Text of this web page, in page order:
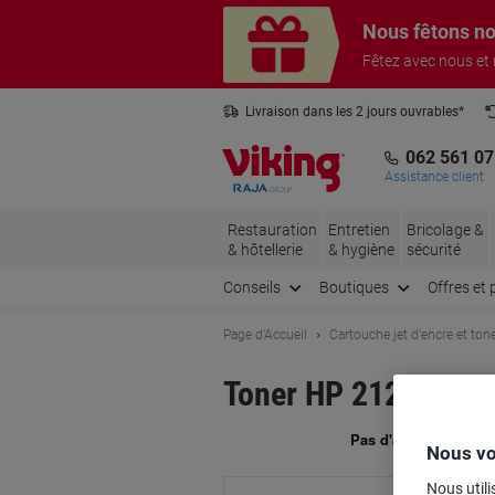
Nous fêtons
Fêtez avec nous
Livraison dans les 2 jours ouvrables*
062 561
Assistance client
Restauration
& hôtellerie
Entretien
& hygiène
Bricolage &
sécurité
Conseils Boutiques Offres et
Page d'Accueil Cartouche jet d'encre et
Toner HP 212 A
Nous
Nous